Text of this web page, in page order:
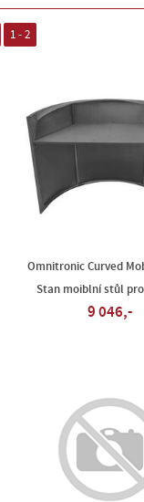
1 - 2
Omnitronic Curved
Stan moiblní stůl pro
9 046,-